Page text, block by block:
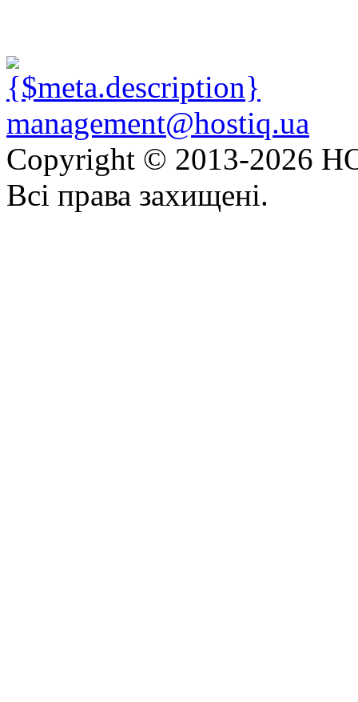
management@hostiq.ua
Copyright © 2013-2026
Всі права захищені.